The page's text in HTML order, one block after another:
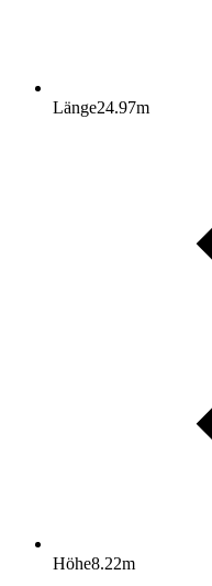
Länge24.97m
Höhe8.22m